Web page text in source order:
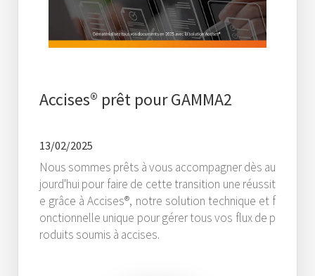
Accises® prêt pour GAMMA2
13/02/2025
Nous sommes prêts à vous accompagner dès au
jourd'hui pour faire de cette transition une réussit
e grâce à Accises®, notre solution technique et f
onctionnelle unique pour gérer tous vos flux de p
roduits soumis à accises.